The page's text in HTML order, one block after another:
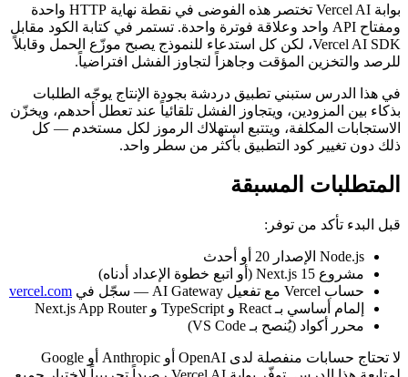
بوابة Vercel AI تختصر هذه الفوضى في نقطة نهاية HTTP واحدة
ومفتاح API واحد وعلاقة فوترة واحدة. تستمر في كتابة الكود مقابل
Vercel AI SDK، لكن كل استدعاء للنموذج يصبح موزّع الحمل وقابلاً
للرصد والتخزين المؤقت وجاهزاً لتجاوز الفشل افتراضياً.
في هذا الدرس ستبني تطبيق دردشة بجودة الإنتاج يوجّه الطلبات
بذكاء بين المزودين، ويتجاوز الفشل تلقائياً عند تعطل أحدهم، ويخزّن
الاستجابات المكلفة، ويتتبع استهلاك الرموز لكل مستخدم — كل
ذلك دون تغيير كود التطبيق بأكثر من سطر واحد.
المتطلبات المسبقة
قبل البدء تأكد من توفر:
Node.js الإصدار 20 أو أحدث
مشروع Next.js 15 (أو اتبع خطوة الإعداد أدناه)
حساب Vercel مع تفعيل AI Gateway — سجّل في
vercel.com
إلمام أساسي بـ React و TypeScript و Next.js App Router
محرر أكواد (يُنصح بـ VS Code)
لا تحتاج حسابات منفصلة لدى OpenAI أو Anthropic أو Google